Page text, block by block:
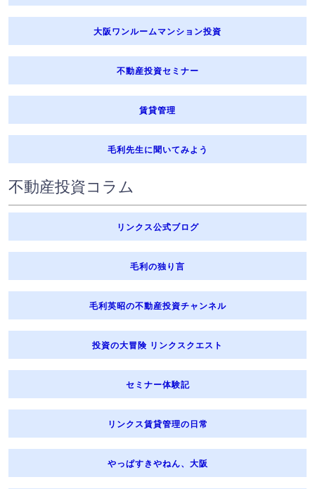
大阪ワンルームマンション投資
不動産投資セミナー
賃貸管理
毛利先生に聞いてみよう
不動産投資コラム
リンクス公式ブログ
毛利の独り言
毛利英昭の不動産投資チャンネル
投資の大冒険 リンクスクエスト
セミナー体験記
リンクス賃貸管理の日常
やっぱすきやねん、大阪